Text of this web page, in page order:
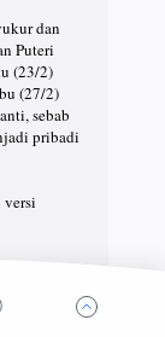
dan
Puteri
(23/2)
(27/2)
sebab
pribadi
versi
yang